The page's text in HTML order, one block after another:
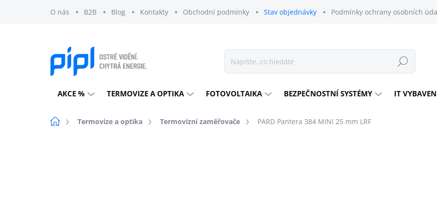
O nás B2B Blog Kontakty Obchodní podmínky Stav objednávky Podmínky ochrany osobních
Hledat
AKCE % TERMOVIZE A OPTIKA FOTOVOLTAIKA BEZPEČNOSTNÍ SYSTÉMY IT
DomůTermovize a optika Termovizní zaměřovače PARD Pantera 384 MINI 25 mm LRF